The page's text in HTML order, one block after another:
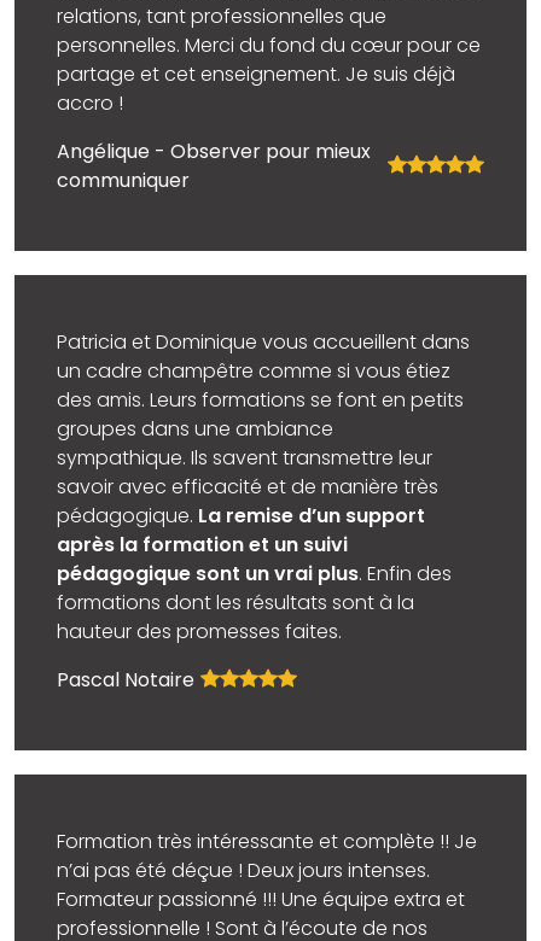
relations, tant professionnelles que
personnelles. Merci du fond du cœur pour ce
partage et cet enseignement. Je suis déjà
accro !
Angélique - Observer pour mieux
communiquer
Patricia et Dominique vous accueillent dans
un cadre champêtre comme si vous étiez
des amis. Leurs formations se font en petits
groupes dans une ambiance
sympathique. Ils savent transmettre leur
savoir avec efficacité et de manière très
pédagogique. La remise d’un support
après la formation et un suivi
pédagogique sont un vrai plus. Enfin des
formations dont les résultats sont à la
hauteur des promesses faites.
Pascal Notaire
Formation très intéressante et complète !! Je
n’ai pas été déçue ! Deux jours intenses.
Formateur passionné !!! Une équipe extra et ​
professionnelle ! Sont à l’écoute de nos